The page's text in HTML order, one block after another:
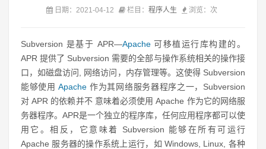
日期：2021-04-12 栏目： 程序人生 浏览： 次
Subversion 是基于 APR—Apache可移植运行库构建的。
APR 提供了 Subversion 需要的全部与操作系统相关的操作接
口，如磁盘访问, 网络访问，内存管理等。这使得 Subversion
能够使用Apache 作为其网络服务器程序之一，Subversion
对 APR 的依赖并不 意味着必须使用 Apache 作为它的网络服
务器程序。APR是一个独立的程序库，任何应用程序都可以使
用它。相反，它意味着 Subversion 能够在所有可运行
Apache 服务器的操作系统上运行，如 Windows, Linux, 各种